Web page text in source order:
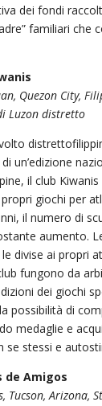
dei fondi
familiari che
Quezon City,
Luzon distretto
un’edizione
il club
giochi per
il numero di
aumento.
divise ai propri
fungono da
dei giochi
possibilità di
medaglie e
se stessi e
de Amigos
Tucson, Arizona,